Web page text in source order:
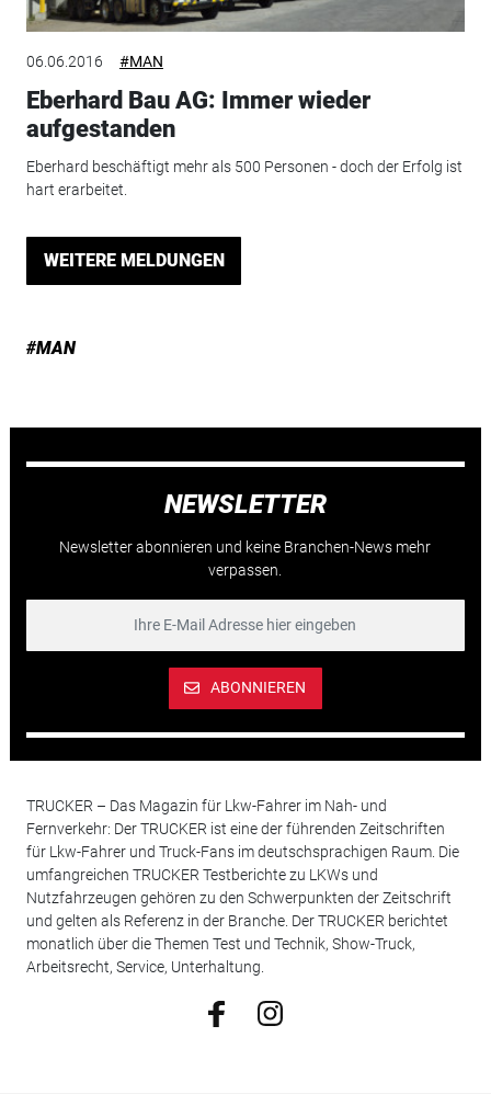
06.06.2016 #MAN
Eberhard Bau AG: Immer wieder
aufgestanden
Eberhard beschäftigt mehr als 500 Personen - doch der Erfolg ist
hart erarbeitet.
WEITERE MELDUNGEN
#MAN
NEWSLETTER
Newsletter abonnieren und keine Branchen-News mehr
verpassen.
ABONNIEREN
TRUCKER – Das Magazin für Lkw-Fahrer im Nah- und
Fernverkehr: Der TRUCKER ist eine der führenden Zeitschriften
für Lkw-Fahrer und Truck-Fans im deutschsprachigen Raum. Die
umfangreichen TRUCKER Testberichte zu LKWs und
Nutzfahrzeugen gehören zu den Schwerpunkten der Zeitschrift
und gelten als Referenz in der Branche. Der TRUCKER berichtet
monatlich über die Themen Test und Technik, Show-Truck,
Arbeitsrecht, Service, Unterhaltung.